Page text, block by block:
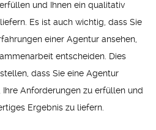
und Ihnen ein qualitativ
Es ist auch wichtig, dass Sie
einer Agentur ansehen,
entscheiden. Dies
dass Sie eine Agentur
Anforderungen zu erfüllen und
Ergebnis zu liefern.